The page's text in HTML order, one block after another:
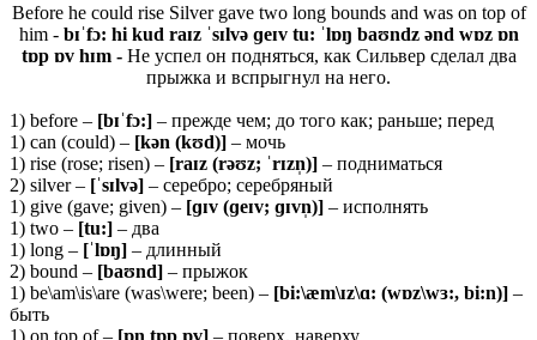
Before he could rise Silver gave two long bounds and was on top of
him - bɪˈfɔ: hi kud raɪz ˈsɪlvə ɡeɪv tu: ˈlɒŋ baʊndz ənd wɒz ɒn
tɒp ɒv hɪm - Не успел он подняться, как Сильвер сделал два
прыжка и вспрыгнул на него.
1) before – [bɪˈfɔ:] – прежде чем; до того как; раньше; перед
1) can (could) – [kən (kʊd)] – мочь
1) rise (rose; risen) – [raɪz (rəʊz; ˈrɪzn̩)] – подниматься
2) silver – [ˈsɪlvə] – серебро; серебряный
1) give (gave; given) – [ɡɪv (ɡeɪv; ɡɪvn̩)] – исполнять
1) two – [tu:] – два
1) long – [ˈlɒŋ] – длинный
2) bound – [baʊnd] – прыжок
1) be\am\is\are (was\were; been) – [bi:\æm\ɪz\ɑ: (wɒz\wɜ:, bi:n)] –
быть
1) on top of – [ɒn tɒp ɒv] – поверх, наверху